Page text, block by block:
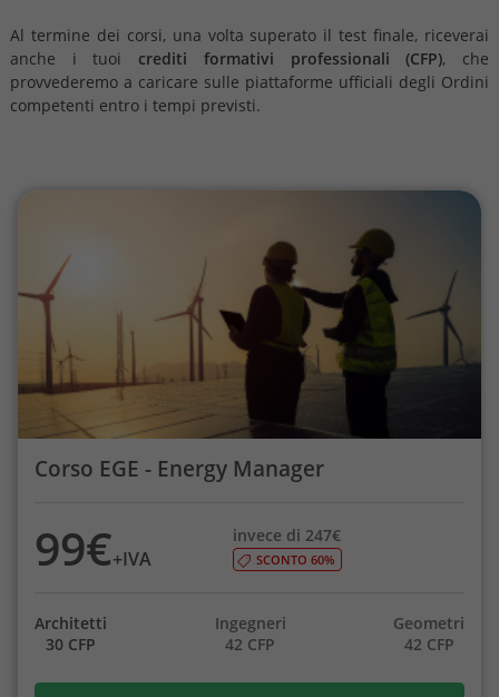
Al termine dei corsi, una volta superato il test finale, riceverai
anche i tuoi crediti formativi professionali (CFP), che
provvederemo a caricare sulle piattaforme ufficiali degli Ordini
competenti entro i tempi previsti.
Corso EGE - Energy Manager
99€+IVA
invece di 247€
SCONTO 60%
Architetti
30 CFP
Ingegneri
42 CFP
Geometri
42 CFP